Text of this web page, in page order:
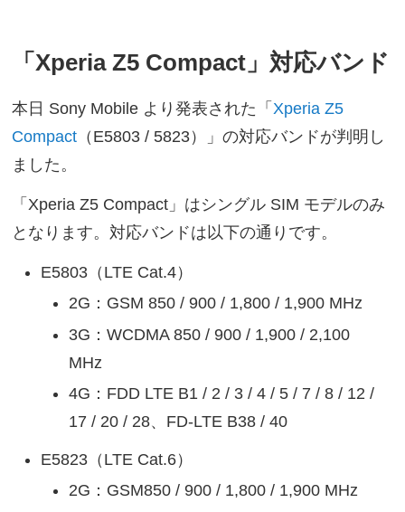
「Xperia Z5 Compact」対応バンド
本日 Sony Mobile より発表された「Xperia Z5
Compact （E5803 / 5823）」の対応バンドが判明し
ました。
「Xperia Z5 Compact」はシングル SIM モデルのみ
となります。対応バンドは以下の通りです。
E5803（LTE Cat.4）
2G：GSM 850 / 900 / 1,800 / 1,900 MHz
3G：WCDMA 850 / 900 / 1,900 / 2,100
MHz
4G：FDD LTE B1 / 2 / 3 / 4 / 5 / 7 / 8 / 12 /
17 / 20 / 28、FD-LTE B38 / 40
E5823（LTE Cat.6）
2G：GSM850 / 900 / 1,800 / 1,900 MHz